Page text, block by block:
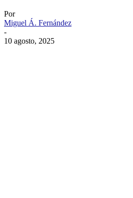
Por
Miguel Á. Fernández
-
10 agosto, 2025